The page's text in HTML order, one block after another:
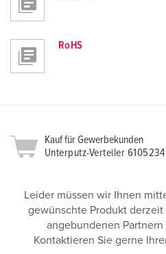
RoHS
Kauf für Gewerbekunden
Unterputz-Verteiler 6105234
Leider müssen wir Ihnen
gewünschte Produkt
angebundenen
Kontaktieren Sie gerne